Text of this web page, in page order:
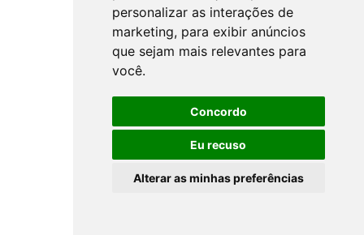
personalizar as interações de
marketing, para exibir anúncios
que sejam mais relevantes para
você.
Concordo
Eu recuso
Alterar as minhas preferências